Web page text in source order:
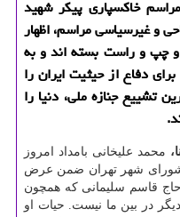
خاكسپاری پیكر شهید
و غیرسیاسی مراسم، اظهار
چپ و راست بسته اند و به
دفاع از حیثیت ایران را
تشییع جنازه ملی، دنیا را
محمد علیخانی بامداد امروز
شورای شهر تهران ضمن عرض
قاسم سلیمانی كه همچون
در بین ما نیست. حیات او